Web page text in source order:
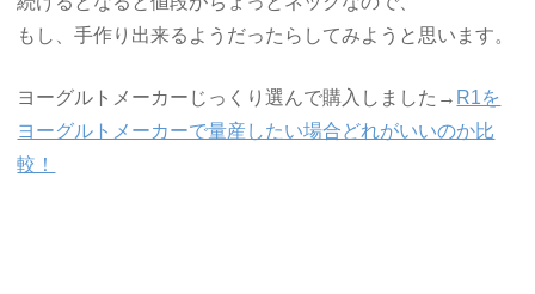
もし、手作り出来るようだったらしてみようと思います。
ヨーグルトメーカーじっくり選んで購入しました→ R1を
ヨーグルトメーカーで量産したい場合どれがいいのか比
較！